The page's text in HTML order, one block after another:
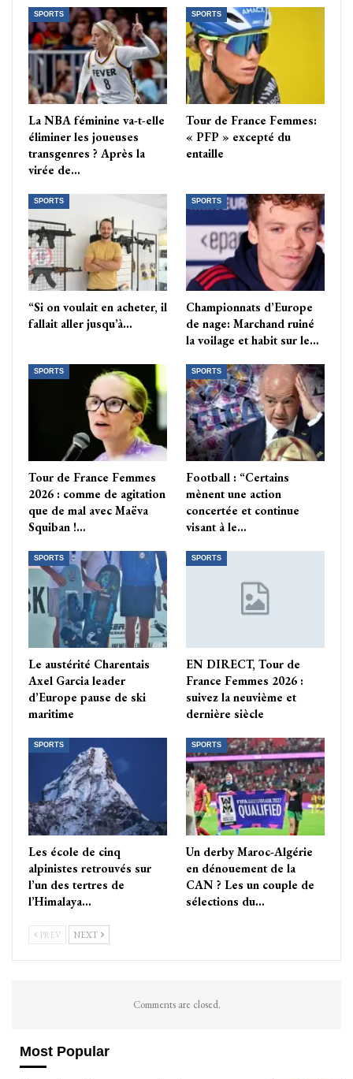
SPORTS
La NBA féminine va-t-elle
éliminer les joueuses
transgenres ? Après la
virée de…
SPORTS
Tour de France Femmes:
« PFP » excepté du
entaille
SPORTS
“Si on voulait en acheter, il
fallait aller jusqu’à…
SPORTS
Championnats d’Europe
de nage: Marchand ruiné
la voilage et habit sur le…
SPORTS
Tour de France Femmes
2026 : comme de agitation
que de mal avec Maëva
Squiban !…
SPORTS
Football : “Certains
mènent une action
concertée et continue
visant à le…
SPORTS
Le austérité Charentais
Axel Garcia leader
d’Europe pause de ski
maritime
SPORTS
EN DIRECT, Tour de
France Femmes 2026 :
suivez la neuvième et
dernière siècle
SPORTS
Les école de cinq
alpinistes retrouvés sur
l’un des tertres de
l’Himalaya…
SPORTS
Un derby Maroc-Algérie
en dénouement de la
CAN ? Les un couple de
sélections du…
PREV NEXT
Comments are closed.
Most Popular